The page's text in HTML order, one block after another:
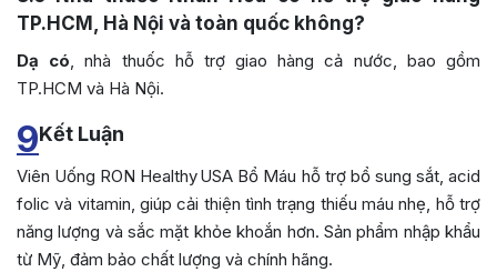
TP.HCM, Hà Nội và toàn quốc không?
Dạ có, nhà thuốc hỗ trợ giao hàng cả nước, bao gồm
TP.HCM và Hà Nội.
9Kết Luận
Viên Uống RON Healthy USA Bổ Máu hỗ trợ bổ sung sắt, acid
folic và vitamin, giúp cải thiện tình trạng thiếu máu nhẹ, hỗ trợ
năng lượng và sắc mặt khỏe khoắn hơn. Sản phẩm nhập khẩu
từ Mỹ, đảm bảo chất lượng và chính hãng.